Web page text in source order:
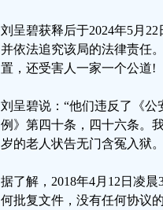
刘呈碧获释后于2024年5月
并依法追究该局的法律责任
置，还受害人一家一个公道!
刘呈碧说：“他们违反了《
例》第四十条，四十六条。
岁的老人状告无门含冤入狱
据了解，2018年4月12日凌
何批复文件，没有任何协议